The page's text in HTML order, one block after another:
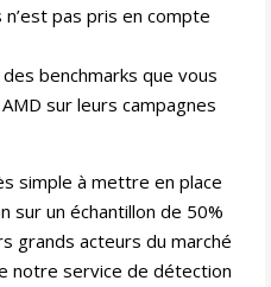
pas pris en compte
benchmarks que vous
sur leurs campagnes
simple à mettre en place
sur un échantillon de 50%
grands acteurs du marché
notre service de détection